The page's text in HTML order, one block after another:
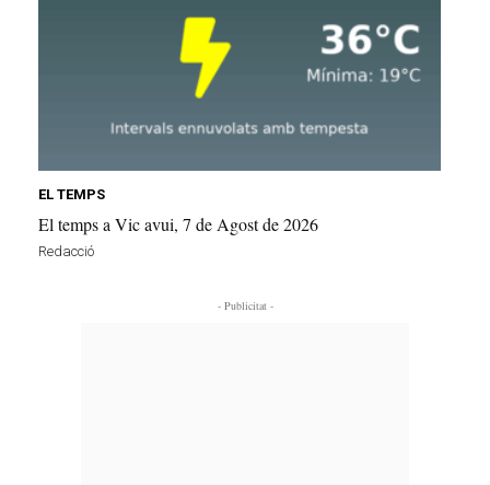
EL TEMPS
El temps a Vic avui, 7 de Agost de 2026
Redacció
- Publicitat -